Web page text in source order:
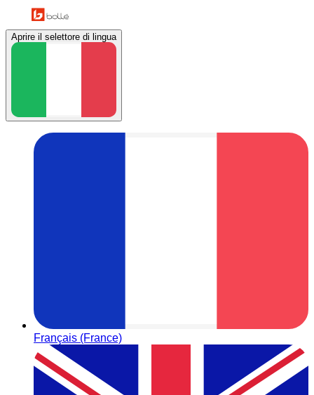
Aprire il selettore di lingua
Français (France)